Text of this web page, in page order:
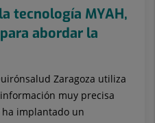
tecnología MYAH,
abordar la
Zaragoza utiliza
muy precisa
implantado un